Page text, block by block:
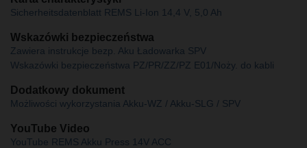
Sicherheitsdatenblatt REMS Li-Ion 14,4 V, 5,0 Ah
Wskazówki bezpieczeństwa
Zawiera instrukcje bezp. Aku Ładowarka SPV
Wskazówki bezpieczeństwa PZ/PR/ZZ/PZ E01/Noży. do kabli
Dodatkowy dokument
Możliwości wykorzystania Akku-WZ / Akku-SLG / SPV
YouTube Video
YouTube REMS Akku Press 14V ACC